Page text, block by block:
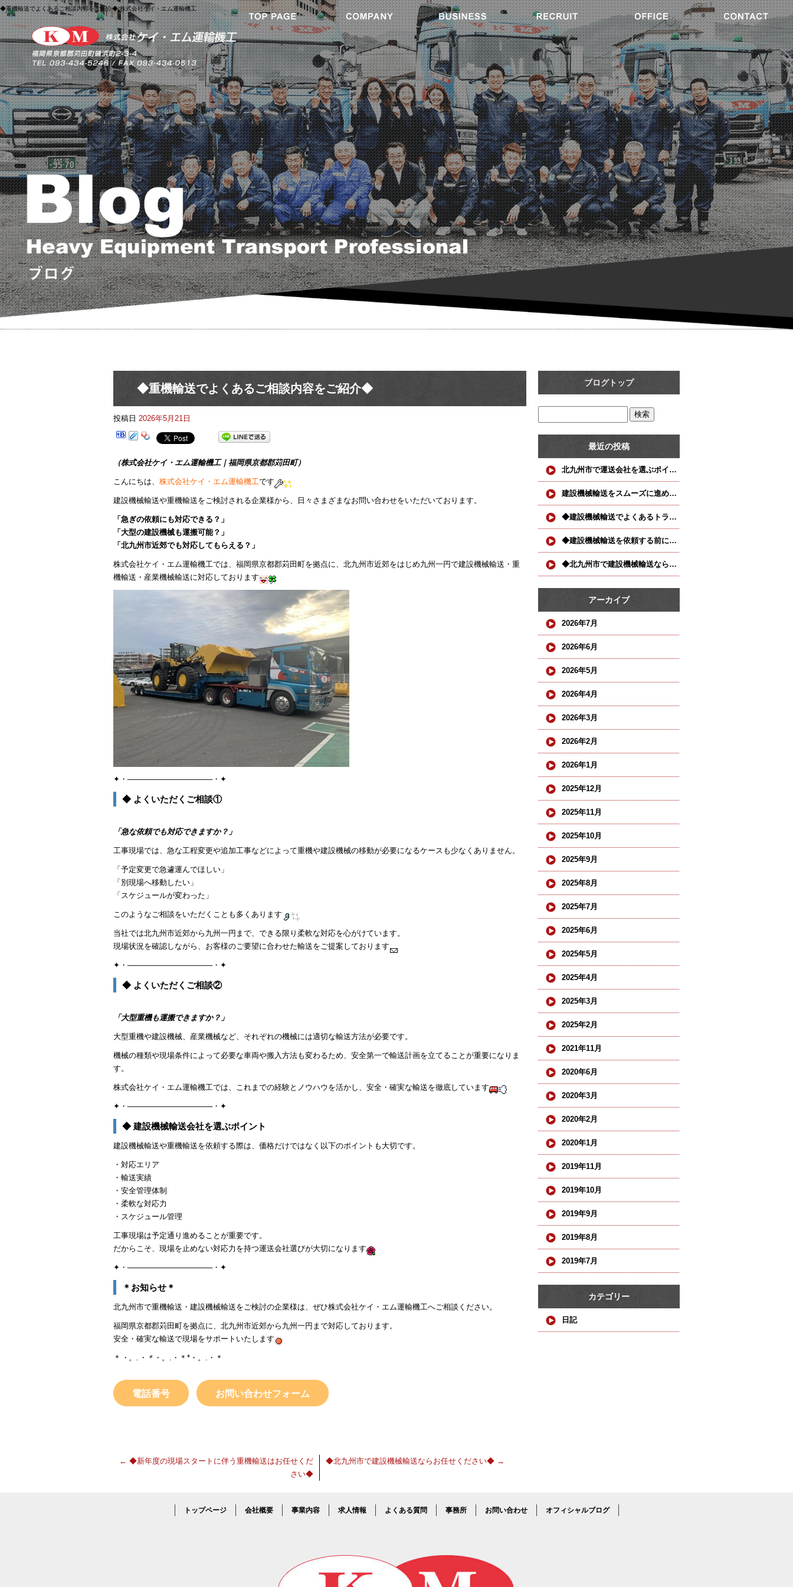
◆重機輸送でよくあるご相談内容をご紹介◆|株式会社ケイ・エム運輸機工
◆重機輸送でよくあるご相談内容をご紹介◆
投稿日 2026年5月21日
（株式会社ケイ・エム運輸機工｜福岡県京都郡苅田町）
こんにちは、 株式会社ケイ・エム運輸機工です
建設機械輸送や重機輸送をご検討される企業様から、日々さまざまなお問い合わせをいただいております。
「急ぎの依頼にも対応できる？」
「大型の建設機械も運搬可能？」
「北九州市近郊でも対応してもらえる？」
株式会社ケイ・エム運輸機工では、福岡県京都郡苅田町を拠点に、北九州市近郊をはじめ九州一円で建設機械輸送・重
機輸送・産業機械輸送に対応しております
✦・────────────────・✦
◆ よくいただくご相談①
「急な依頼でも対応できますか？」
工事現場では、急な工程変更や追加工事などによって重機や建設機械の移動が必要になるケースも少なくありません。
「予定変更で急遽運んでほしい」
「別現場へ移動したい」
「スケジュールが変わった」
このようなご相談をいただくことも多くあります
当社では北九州市近郊から九州一円まで、できる限り柔軟な対応を心がけています。
現場状況を確認しながら、お客様のご要望に合わせた輸送をご提案しております
✦・────────────────・✦
◆ よくいただくご相談②
「大型重機も運搬できますか？」
大型重機や建設機械、産業機械など、それぞれの機械には適切な輸送方法が必要です。
機械の種類や現場条件によって必要な車両や搬入方法も変わるため、安全第一で輸送計画を立てることが重要になりま
す。
株式会社ケイ・エム運輸機工では、これまでの経験とノウハウを活かし、安全・確実な輸送を徹底しています
✦・────────────────・✦
◆ 建設機械輸送会社を選ぶポイント
建設機械輸送や重機輸送を依頼する際は、価格だけではなく以下のポイントも大切です。
・対応エリア
・輸送実績
・安全管理体制
・柔軟な対応力
・スケジュール管理
工事現場は予定通り進めることが重要です。
だからこそ、現場を止めない対応力を持つ運送会社選びが大切になります
✦・────────────────・✦
＊お知らせ＊
北九州市で重機輸送・建設機械輸送をご検討の企業様は、ぜひ株式会社ケイ・エム運輸機工へご相談ください。
福岡県京都郡苅田町を拠点に、北九州市近郊から九州一円まで対応しております。
安全・確実な輸送で現場をサポートいたします
＊ ・。.・＊ ・。.・＊*・。.・＊
電話番号 お問い合わせフォーム
← ◆新年度の現場スタートに伴う重機輸送はお任せくだ
さい◆
◆北九州市で建設機械輸送ならお任せください◆ →
ブログトップ
最近の投稿
北九州市で運送会社を選ぶポイント｜建設機械輸送を安心して任せるために
建設機械輸送をスムーズに進めるためのポイント！
◆建設機械輸送でよくあるトラブルと対策◆
◆建設機械輸送を依頼する前に確認したい3つのポイント◆
◆北九州市で建設機械輸送ならお任せください◆
アーカイブ
2026年7月
2026年6月
2026年5月
2026年4月
2026年3月
2026年2月
2026年1月
2025年12月
2025年11月
2025年10月
2025年9月
2025年8月
2025年7月
2025年6月
2025年5月
2025年4月
2025年3月
2025年2月
2021年11月
2020年6月
2020年3月
2020年2月
2020年1月
2019年11月
2019年10月
2019年9月
2019年8月
2019年7月
カテゴリー
日記
トップページ 会社概要 事業内容 求人情報 よくある質問 事務所 お問い合わせ オフィシャルブログ